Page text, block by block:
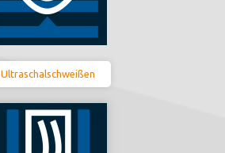
Ultraschalschweißen